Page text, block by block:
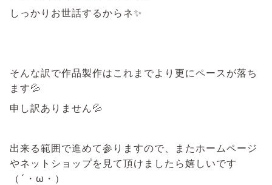
しっかりお世話するからネ✨
そんな訳で作品製作はこれまでより更にペースが落ち
ます💦
申し訳ありません💦
出来る範囲で進めて参りますので、またホームページ
やネットショップを見て頂けましたら嬉しいです
（´・ω・）